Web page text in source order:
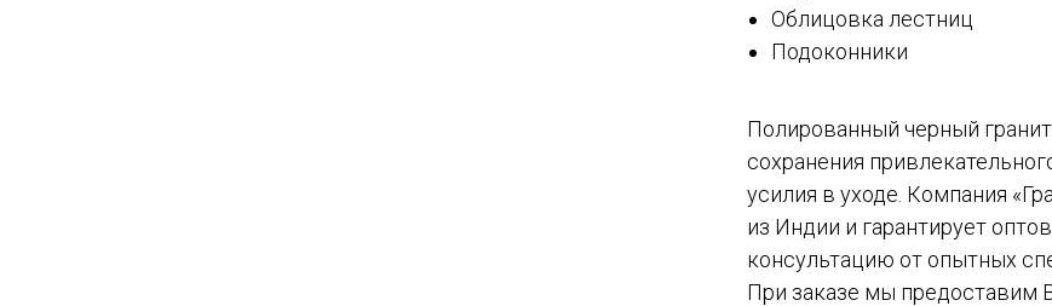
Облицовка лестниц
Подоконники
Полированный черный
сохранения
усилия в уходе. Компания
из Индии и гарантирует
консультацию от опытных
При заказе мы предоставим